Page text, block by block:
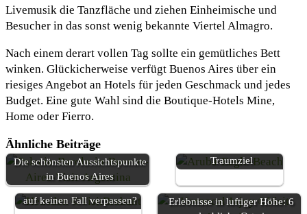
Livemusik die Tanzfläche und ziehen Einheimische und
Besucher in das sonst wenig bekannte Viertel Almagro.
Nach einem derart vollen Tag sollte ein gemütliches Bett
winken. Glückicherweise verfügt Buenos Aires über ein
riesiges Angebot an Hotels für jeden Geschmack und jedes
Budget. Eine gute Wahl sind die Boutique-Hotels Mine,
Home oder Fierro.
Ähnliche Beiträge
Die schönsten Aussichtspunkte
in Buenos Aires
Traumziel
Was sollte man in Brabant
auf keinen Fall verpassen?
Erlebnisse in luftiger Höhe: 6